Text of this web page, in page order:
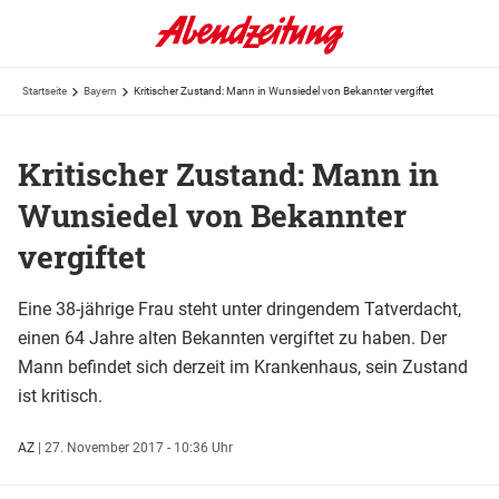
Startseite Bayern Kritischer Zustand: Mann in Wunsiedel von Bekannter vergiftet
Kritischer Zustand: Mann in
Wunsiedel von Bekannter
vergiftet
Eine 38-jährige Frau steht unter dringendem Tatverdacht,
einen 64 Jahre alten Bekannten vergiftet zu haben. Der
Mann befindet sich derzeit im Krankenhaus, sein Zustand
ist kritisch.
AZ | 27. November 2017 - 10:36 Uhr